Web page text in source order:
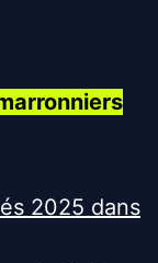
2025 dans